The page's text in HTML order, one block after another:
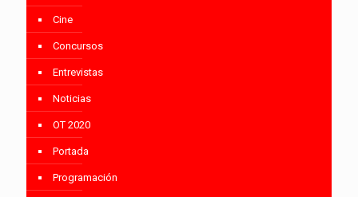
Cine
Concursos
Entrevistas
Noticias
OT 2020
Portada
Programación